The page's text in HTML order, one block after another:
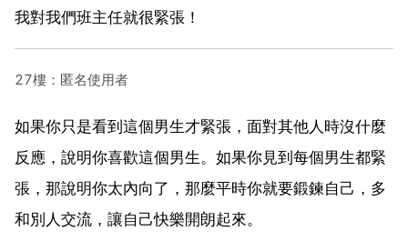
我對我們班主任就很緊張！
27樓：匿名使用者
如果你只是看到這個男生才緊張，面對其他人時沒什麼
反應，說明你喜歡這個男生。如果你見到每個男生都緊
張，那說明你太內向了，那麼平時你就要鍛鍊自己，多
和別人交流，讓自己快樂開朗起來。